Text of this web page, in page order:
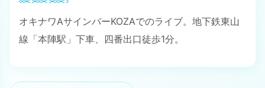
オキナワAサインバーKOZAでのライブ。地下鉄東山
線「本陣駅」下車、四番出口徒歩1分。